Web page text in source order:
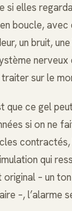
si elles
boucle, avec
un bruit,
traiter sur le
que ce gel
si on ne
qui
original – un
–, l’alarme